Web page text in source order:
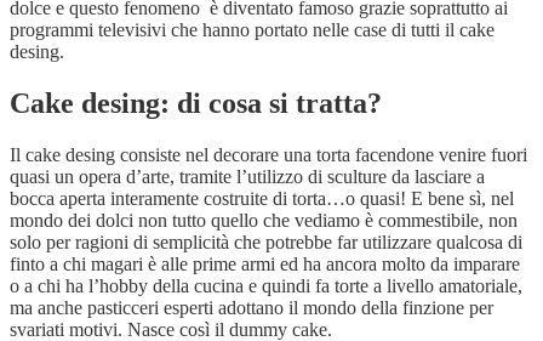
dolce e questo fenomeno è diventato famoso grazie soprattutto ai
programmi televisivi che hanno portato nelle case di tutti il cake
desing.
Cake desing: di cosa si tratta?
Il cake desing consiste nel decorare una torta facendone venire fuori
quasi un opera d’arte, tramite l’utilizzo di sculture da lasciare a
bocca aperta interamente costruite di torta…o quasi! E bene sì, nel
mondo dei dolci non tutto quello che vediamo è commestibile, non
solo per ragioni di semplicità che potrebbe far utilizzare qualcosa di
finto a chi magari è alle prime armi ed ha ancora molto da imparare
o a chi ha l’hobby della cucina e quindi fa torte a livello amatoriale,
ma anche pasticceri esperti adottano il mondo della finzione per
svariati motivi. Nasce così il dummy cake.